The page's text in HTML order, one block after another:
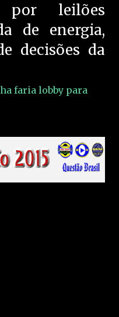
por leilões
de energia,
decisões da
faria lobby para